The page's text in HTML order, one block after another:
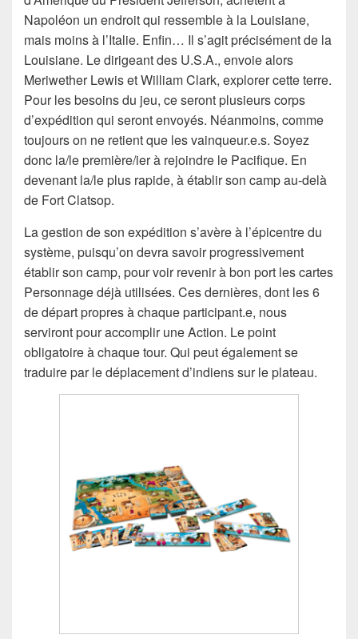
Napoléon un endroit qui ressemble à la Louisiane,
mais moins à l’Italie. Enfin… Il s’agit précisément de la
Louisiane. Le dirigeant des U.S.A., envoie alors
Meriwether Lewis et William Clark, explorer cette terre.
Pour les besoins du jeu, ce seront plusieurs corps
d’expédition qui seront envoyés. Néanmoins, comme
toujours on ne retient que les vainqueur.e.s. Soyez
donc la/le première/ier à rejoindre le Pacifique. En
devenant la/le plus rapide, à établir son camp au-delà
de Fort Clatsop.
La gestion de son expédition s’avère à l’épicentre du
système, puisqu’on devra savoir progressivement
établir son camp, pour voir revenir à bon port les cartes
Personnage déjà utilisées. Ces dernières, dont les 6
de départ propres à chaque participant.e, nous
serviront pour accomplir une Action. Le point
obligatoire à chaque tour. Qui peut également se
traduire par le déplacement d’indiens sur le plateau.